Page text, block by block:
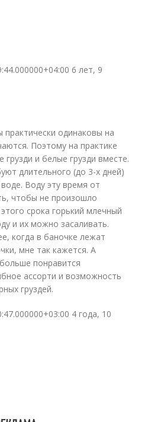
6 лет, 9
одинаковы на
Поэтому на практике
и белые грузди вместе.
длительного (до 3-х дней)
Воду эту время от
чтобы не произошло
срока горький млечный
и их можно засаливать.
когда в баночке лежат
мне так кажется. А
понравится
ассорти и возможность
груздей.
4 года, 10